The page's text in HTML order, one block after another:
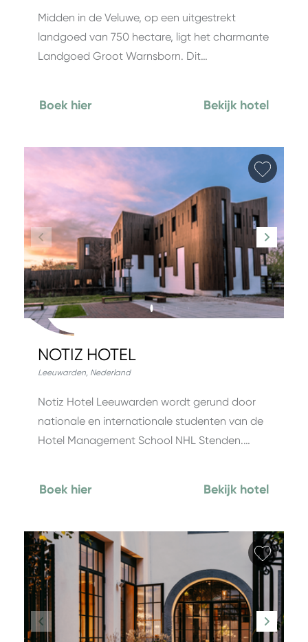
Midden in de Veluwe, op een uitgestrekt
landgoed van 750 hectare, ligt het charmante
Landgoed Groot Warnsborn. Dit…
Boek hier Bekijk hotel
NOTIZ HOTEL
Leeuwarden, Nederland
Notiz Hotel Leeuwarden wordt gerund door
nationale en internationale studenten van de
Hotel Management School NHL Stenden.…
Boek hier Bekijk hotel